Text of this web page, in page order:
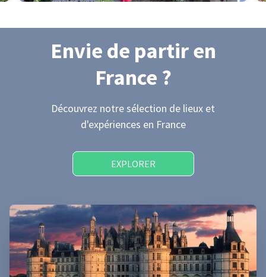
Envie de partiren
France ?
Découvrez notre sélection de lieux et
d'expériences en France
EXPLORER